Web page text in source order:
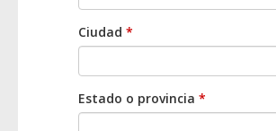
Ciudad *
Estado o provincia *